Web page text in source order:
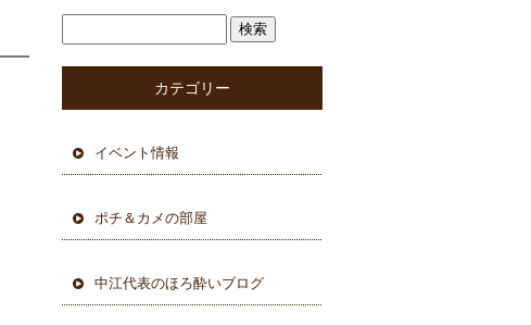
カテゴリー
イベント情報
ポチ＆カメの部屋
中江代表のほろ酔いブログ